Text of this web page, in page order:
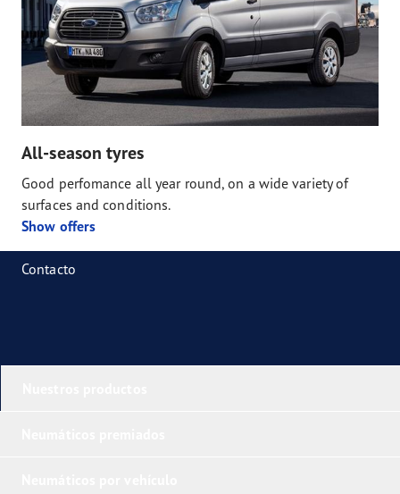
All-season tyres
Good perfomance all year round, on a wide variety of
surfaces and conditions.
Show offers
Contacto